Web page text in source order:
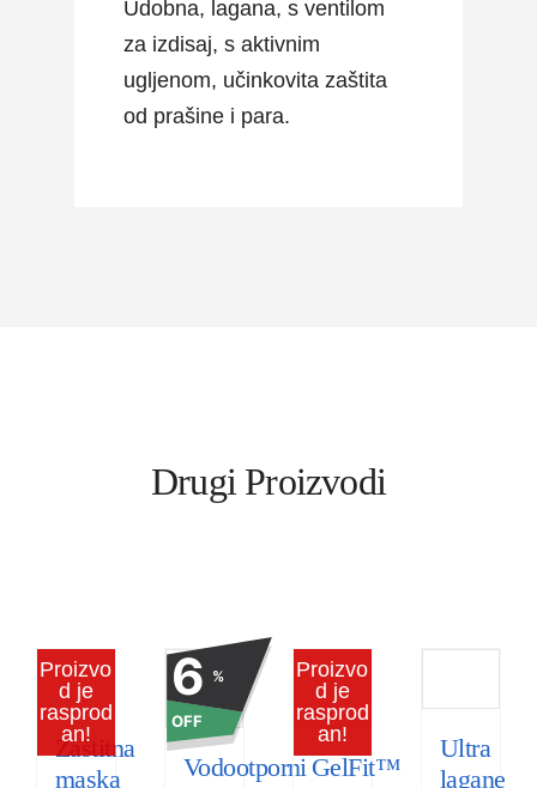
Udobna, lagana, s ventilom
za izdisaj, s aktivnim
ugljenom, učinkovita zaštita
od prašine i para.
Drugi Proizvodi
Proizvo
d je
rasprod
an!
Zaštitna
maska
6%
OFF
Vodootporni
Proizvo
d je
rasprod
an!
GelFit™
Ultra
lagane